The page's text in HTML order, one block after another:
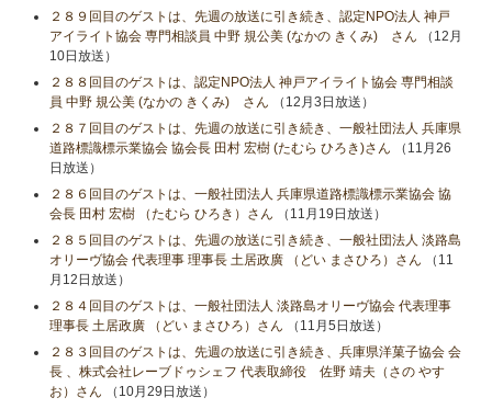
２８９回目のゲストは、先週の放送に引き続き、認定NPO法人 神戸
アイライト協会 専門相談員 中野 規公美 (なかの きくみ) さん （12月
10日放送）
２８８回目のゲストは、認定NPO法人 神戸アイライト協会 専門相談
員 中野 規公美 (なかの きくみ) さん （12月3日放送）
２８７回目のゲストは、先週の放送に引き続き、一般社団法人 兵庫県
道路標識標示業協会 協会長 田村 宏樹 (たむら ひろき)さん （11月26
日放送）
２８６回目のゲストは、一般社団法人 兵庫県道路標識標示業協会 協
会長 田村 宏樹 （たむら ひろき）さん （11月19日放送）
２８５回目のゲストは、先週の放送に引き続き、一般社団法人 淡路島
オリーヴ協会 代表理事 理事長 土居政廣 （どい まさひろ）さん （11
月12日放送）
２８４回目のゲストは、一般社団法人 淡路島オリーヴ協会 代表理事
理事長 土居政廣 （どい まさひろ）さん （11月5日放送）
２８３回目のゲストは、先週の放送に引き続き、兵庫県洋菓子協会 会
長 、株式会社レーブドゥシェフ 代表取締役 佐野 靖夫（さの やす
お）さん （10月29日放送）